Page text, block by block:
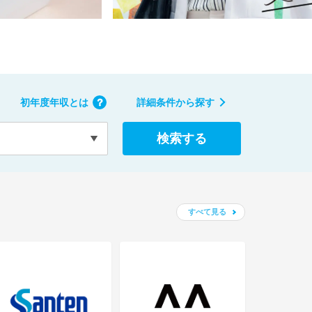
初年度年収とは 詳細条件から探す
検索する
すべて見る